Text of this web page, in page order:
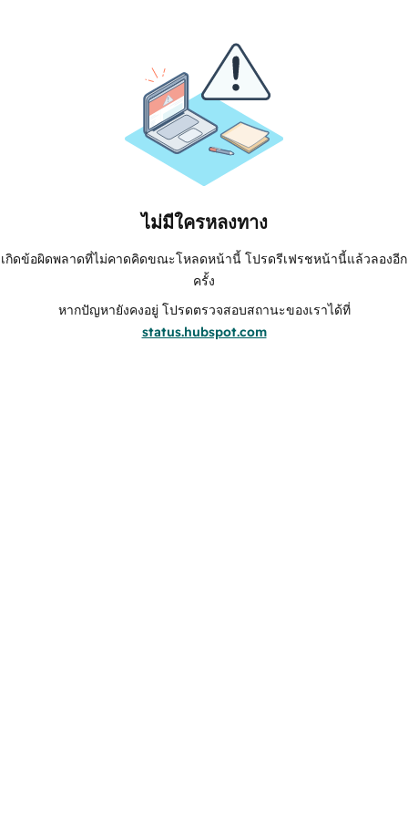
ไม่มีใครหลงทาง
เกิดข้อผิดพลาดที่ไม่คาดคิดขณะโหลดหน้านี้ โปรดรีเฟรชหน้านี้แล้วลองอีก
ครั้ง
หากปัญหายังคงอยู่ โปรดตรวจสอบสถานะของเราได้ที่
status.hubspot.com